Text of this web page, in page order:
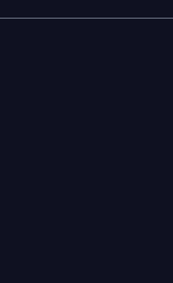
композитор.